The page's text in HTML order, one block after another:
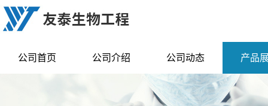
公司首页 公司介绍 公司动态 产品